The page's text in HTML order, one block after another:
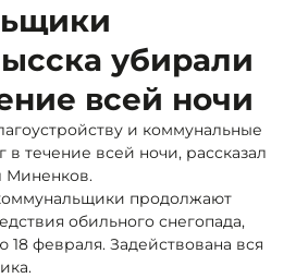
убирали
всей ночи
и коммунальные
течение всей ночи, рассказал
Миненков.
продолжают
обильного снегопада,
февраля. Задействована вся